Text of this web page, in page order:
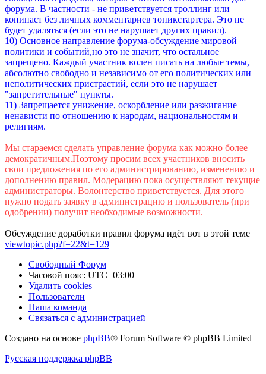
форума. В частности - не приветствуется троллинг или
копипаст без личных комментариев топикстартера. Это не
будет удаляться (если это не нарушает других правил).
10) Основное направление форума-обсуждение мировой
политики и событий,но это не значит, что остальное
запрещено. Каждый участник волен писать на любые темы,
абсолютно свободно и независимо от его политических или
неполитических пристрастий, если это не нарушает
"запретительные" пункты.
11) Запрещается унижение, оскорбление или разжигание
ненависти по отношению к народам, национальностям и
религиям.
Мы стараемся сделать управление форума как можно более
демократичным.Поэтому просим всех участников вносить
свои предложения по его администрированию, изменению и
дополнению правил. Модерацию пока осуществляют текущие
администраторы. Волонтерство приветствуется. Для этого
нужно подать заявку в администрацию и пользователь (при
одобрении) получит необходимые возможности.
Обсуждение доработки правил форума идёт вот в этой теме
viewtopic.php?f=22&t=129
Свободный Форум
Часовой пояс: UTC+03:00
Удалить cookies
Пользователи
Наша команда
Связаться с администрацией
Создано на основе phpBB® Forum Software © phpBB Limited
Русская поддержка phpBB